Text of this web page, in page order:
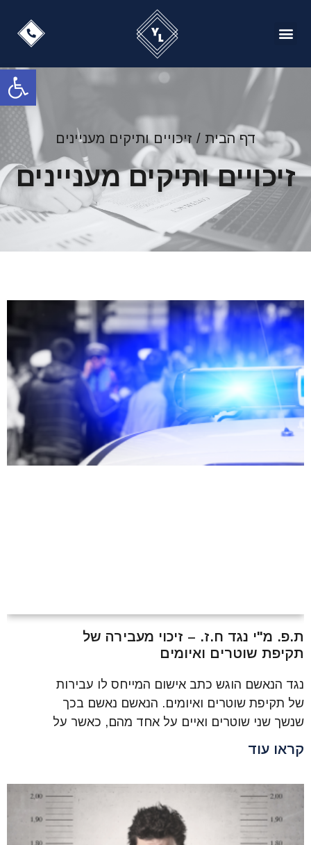
דף הבית / זיכויים ותיקים מעניינים
זיכויים ותיקים מעניינים
ת.פ. מ"י נגד ח.ז. – זיכוי מעבירה של
תקיפת שוטרים ואיומים
נגד הנאשם הוגש כתב אישום המייחס לו עבירות
של תקיפת שוטרים ואיומים. הנאשם נאשם בכך
שנשך שני שוטרים ואיים על אחד מהם, כאשר על
קראו עוד